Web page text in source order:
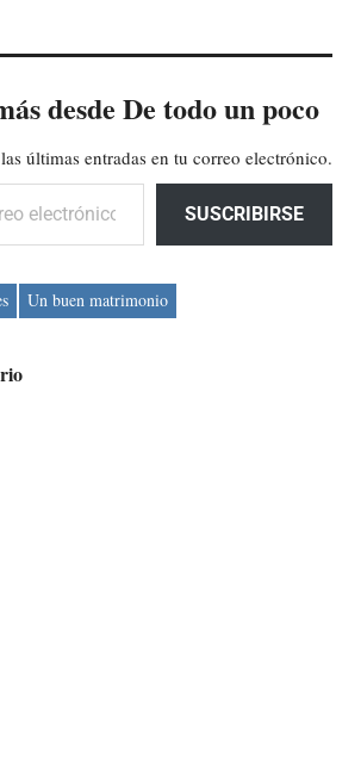
desde De todo un poco
últimas entradas en tu correo electrónico.
SUSCRIBIRSE
Un buen matrimonio